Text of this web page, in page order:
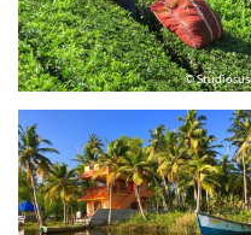
© Studiosus